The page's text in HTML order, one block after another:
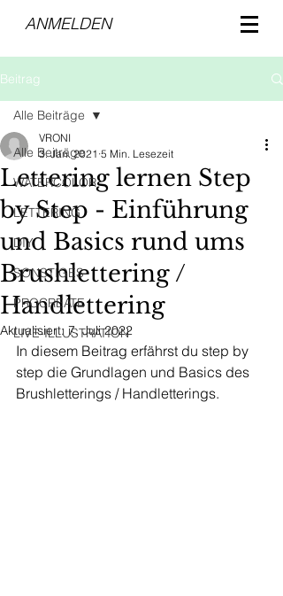
ANMELDEN
Beitrag
Alle Beiträge
WATERCOLOR
LETTERING
DIY
SONSTIGES
PROCREATE
LIVE-ILLUSTRATION
Alle Beiträge
Lettering lernen Step
by Step - Einführung
und Basics rund ums
Brushlettering /
Handlettering
VRONI
3. Jan. 2021 5 Min. Lesezeit
Aktualisiert: 7. Juli 2022
In diesem Beitrag erfährst du step by
step die Grundlagen und Basics des
Brushletterings / Handletterings.